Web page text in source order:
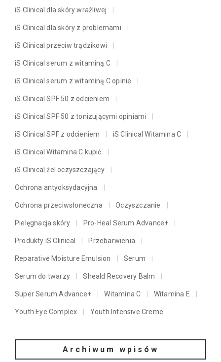
iS Clinical dla skóry wrażliwej
iS Clinical dla skóry z problemami
iS Clinical przeciw trądzikowi
iS Clinical serum z witaminą C
iS Clinical serum z witaminą C opinie
iS Clinical SPF 50 z odcieniem
iS Clinical SPF 50 z tonizującymi opiniami
iS Clinical SPF z odcieniem iS Clinical Witamina C
iS Clinical Witamina C kupić
iS Clinical żel oczyszczający
Ochrona antyoksydacyjna
Ochrona przeciwsłoneczna Oczyszczanie
Pielęgnacja skóry Pro-Heal Serum Advance+
Produkty iS Clinical Przebarwienia
Reparative Moisture Emulsion Serum
Serum do twarzy Sheald Recovery Balm
Super Serum Advance+ Witamina C Witamina E
Youth Eye Complex Youth Intensive Creme
Archiwum wpisów